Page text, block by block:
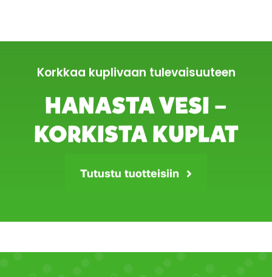
Korkkaa kuplivaan tulevaisuuteen
HANASTA VESI –
KORKISTA KUPLAT
Tutustu tuotteisiin